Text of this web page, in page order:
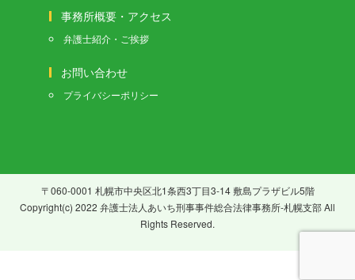
事務所概要・アクセス
弁護士紹介・ご挨拶
お問い合わせ
プライバシーポリシー
〒060-0001 札幌市中央区北1条西3丁目3-14 敷島プラザビル5階
Copyright(c) 2022 弁護士法人あいち刑事事件総合法律事務所-札幌支部 All
Rights Reserved.